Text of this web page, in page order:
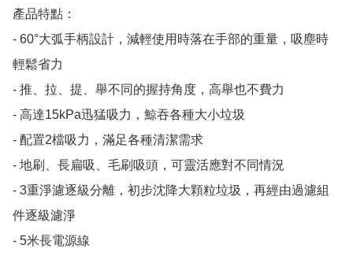
產品特點：
- 60°大弧手柄設計，減輕使用時落在手部的重量，吸塵時
輕鬆省力
- 推、拉、提、舉不同的握持角度，高舉也不費力
- 高達15kPa迅猛吸力，鯨吞各種大小垃圾
- 配置2檔吸力，滿足各種清潔需求
- 地刷、長扁吸、毛刷吸頭，可靈活應對不同情況
- 3重淨濾逐級分離，初步沈降大顆粒垃圾，再經由過濾組
件逐級濾淨
- 5米長電源線